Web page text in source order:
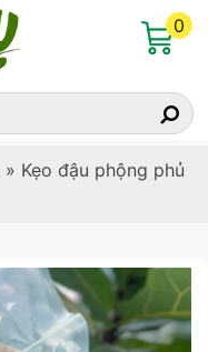
0
» Kẹo đậu phộng phủ